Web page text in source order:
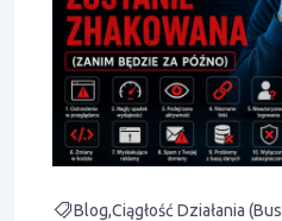
Blog Ciągłość Działania